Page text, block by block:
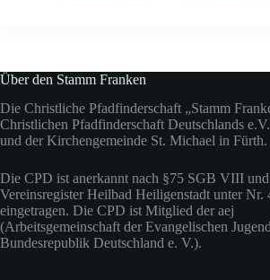
Über den Stamm Franken
Die Christliche Pfadfinderschaft „Stamm
Christlichen Pfadfinderschaft Deutschlands
und der Kirchengemeinde St. Michael in Fürth.
Die CPD ist anerkannt nach §75 SGB VIII
Vereinsregister Heilbad Heiligenstadt unter Nr.
eingetragen. Die CPD ist Mitglied der aej
(Arbeitsgemeinschaft der Evangelischen
Bundesrepublik Deutschland e. V.).